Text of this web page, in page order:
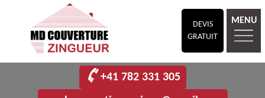
DEVIS
GRATUIT
MENU
+41 782 331 305